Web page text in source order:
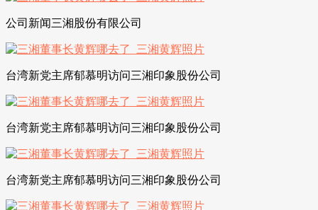
公司新闻三湘股份有限公司
台湾新党主席郁慕明访问三湘印象股份公司
台湾新党主席郁慕明访问三湘印象股份公司
台湾新党主席郁慕明访问三湘印象股份公司